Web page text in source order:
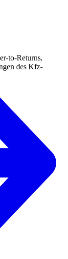
to-Returns,
des Kfz-